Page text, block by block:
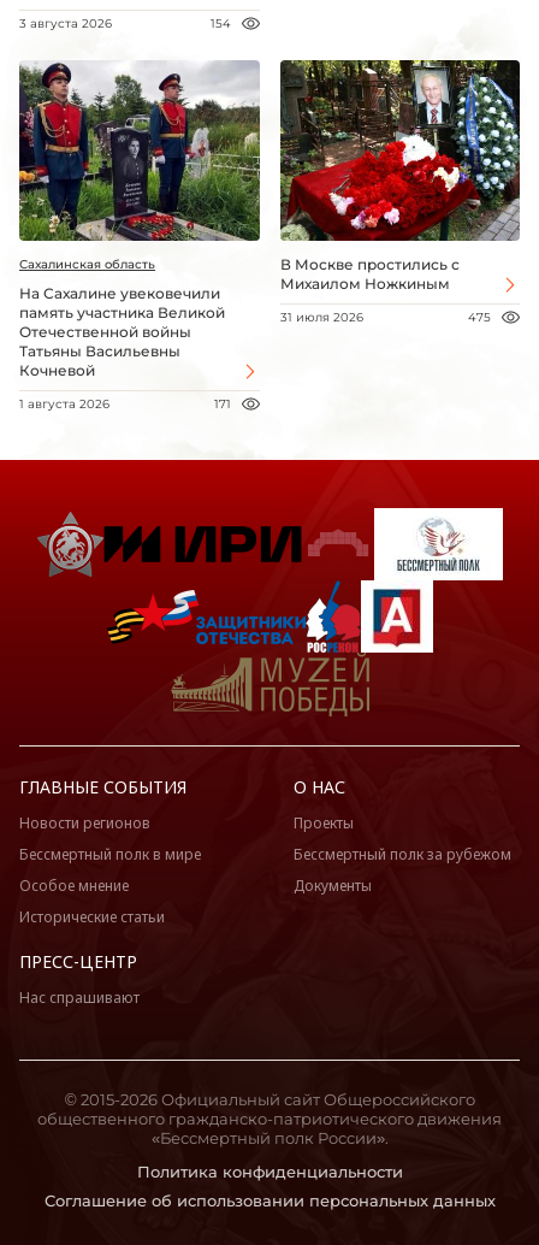
3 августа 2026 154
Сахалинская область
На Сахалине увековечили
память участника Великой
Отечественной войны
Татьяны Васильевны
Кочневой
1 августа 2026 171
В Москве простились с
Михаилом Ножкиным
31 июля 2026 475
ГЛАВНЫЕ СОБЫТИЯ
Новости регионов
Бессмертный полк в мире
Особое мнение
Исторические статьи
О НАС
Проекты
Бессмертный полк за рубежом
Документы
ПРЕСС-ЦЕНТР
Нас спрашивают
Политика конфиденциальности
Соглашение об использовании персональных данных
© 2015-2026 Официальный сайт Общероссийского
общественного гражданско-патриотического движения
«Бессмертный полк России».